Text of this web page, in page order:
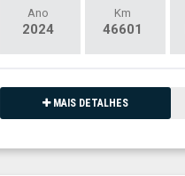
Ano
2024
Km
46601
MAIS DETALHES